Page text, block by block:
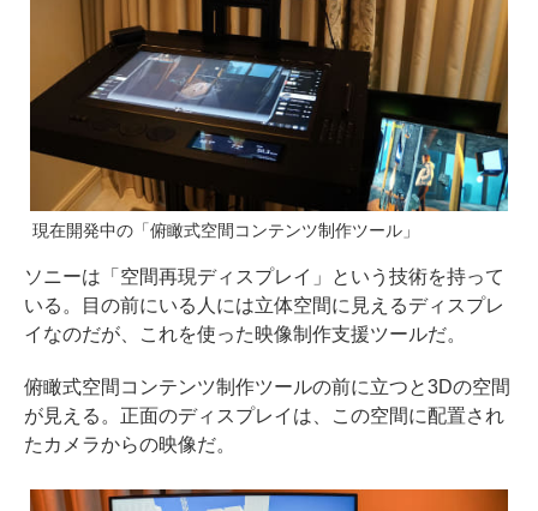
現在開発中の「俯瞰式空間コンテンツ制作ツール」
ソニーは「空間再現ディスプレイ」という技術を持って
いる。目の前にいる人には立体空間に見えるディスプレ
イなのだが、これを使った映像制作支援ツールだ。
俯瞰式空間コンテンツ制作ツールの前に立つと3Dの空間
が見える。正面のディスプレイは、この空間に配置され
たカメラからの映像だ。